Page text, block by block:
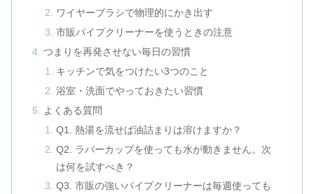
ワイヤーブラシで物理的にかき出す
市販パイプクリーナーを使うときの注意
つまりを再発させない毎日の習慣
キッチンで気をつけたい3つのこと
浴室・洗面でやっておきたい習慣
よくある質問
Q1. 熱湯を流せば油詰まりは溶けますか？
Q2. ラバーカップを使っても水が動きません。次
は何を試すべき？
Q3. 市販の強いパイプクリーナーは毎週使っても